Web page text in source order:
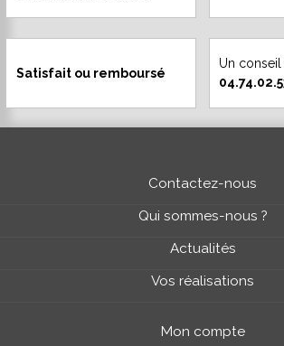
Satisfait ou remboursé
Un
Contactez-nous
Qui sommes-nous ?
Actualités
Vos réalisations
Mon compte